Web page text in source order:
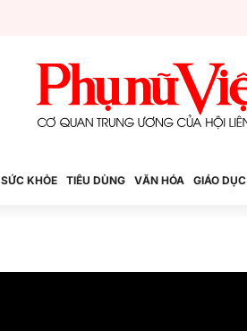
SỨC KHỎE TIÊU DÙNG VĂN HÓA GIÁO DỤC